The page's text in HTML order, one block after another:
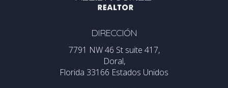
DIRECCIÓN
7791 NW 46 St suite 417,
Doral,
Florida 33166 Estados Unidos